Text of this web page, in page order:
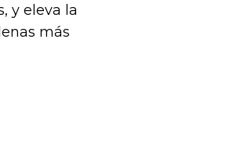
y eleva la
más